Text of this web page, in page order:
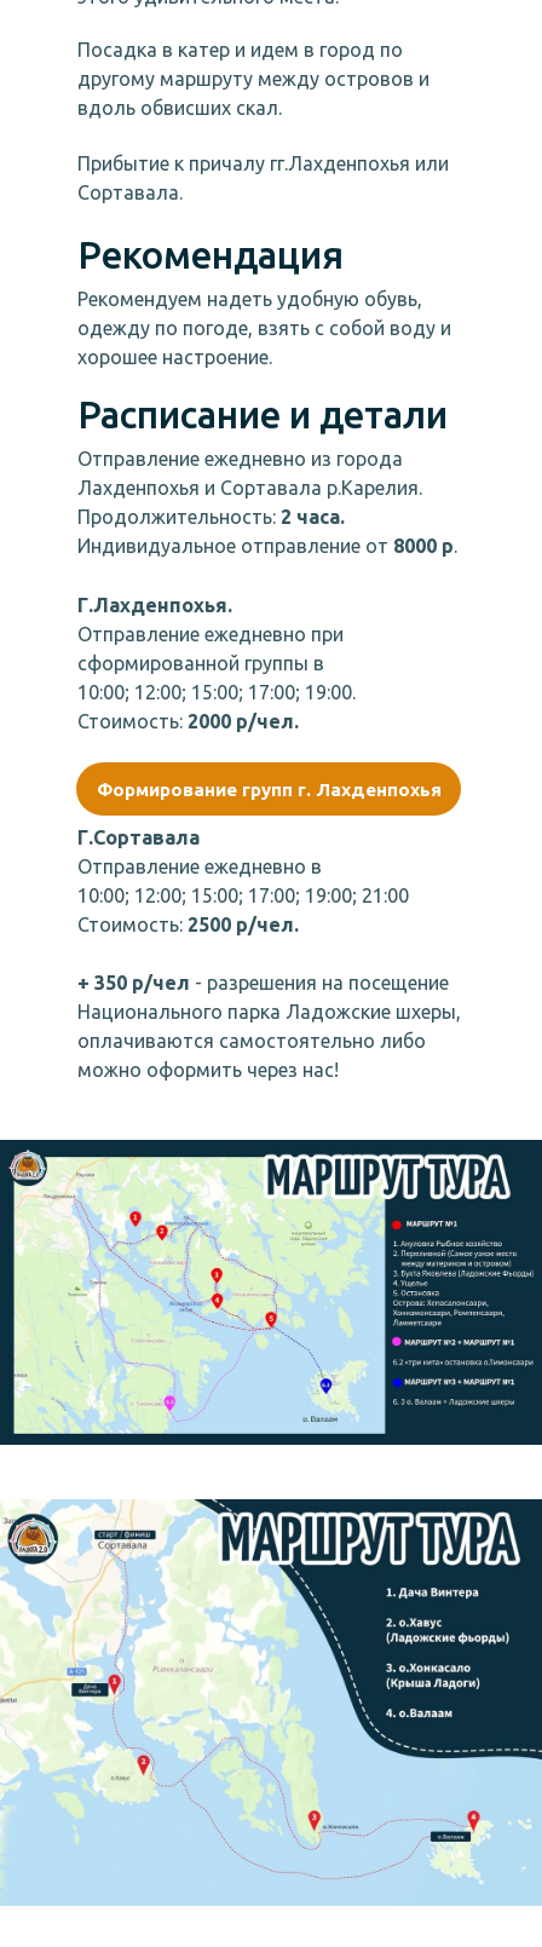
Рекомендация
Посадка в катер и идем в город по
другому маршруту между островов и
вдоль обвисших скал.
Прибытие к причалу гг.Лахденпохья или
Сортавала.
Рекомендуем надеть удобную обувь,
одежду по погоде, взять с собой воду и
хорошее настроение.
Отправление ежедневно из города
Лахденпохья и Сортавала р.Карелия.
Продолжительность: 2 часа.
Индивидуальное отправление от 8000 р.
Расписание и детали
Г.Лахденпохья.
Отправление ежедневно при
сформированной группы в
10:00; 12:00; 15:00; 17:00; 19:00.
Стоимость: 2000 р/чел.
Г.Сортавала
Отправление ежедневно в
10:00; 12:00; 15:00; 17:00; 19:00; 21:00
Стоимость: 2500 р/чел.
+ 350 р/чел - разрешения на посещение
Национального парка Ладожские шхеры,
оплачиваются самостоятельно либо
можно оформить через нас!
Формирование групп г. Лахденпохья